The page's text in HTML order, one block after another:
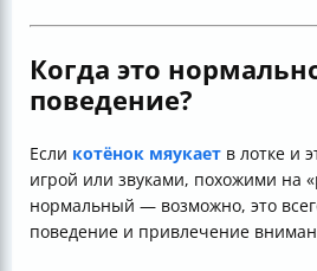
Когда это
поведение?
Если котёнок мяукает в лотке и
игрой или звуками, похожими на
нормальный — возможно, это
поведение и привлечение